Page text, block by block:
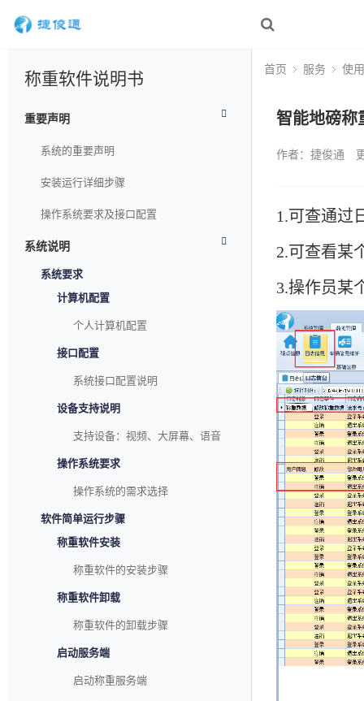
称重软件说明书
重要声明
系统的重要声明
安装运行详细步骤
操作系统要求及接口配置
系统说明
系统要求
计算机配置
个人计算机配置
接口配置
系统接口配置说明
设备支持说明
支持设备：视频、大屏幕、语音
操作系统要求
操作系统的需求选择
软件简单运行步骤
称重软件安装
称重软件的安装步骤
称重软件卸载
称重软件的卸载步骤
启动服务端
启动称重服务端
首页 服务 使
智能地磅称
作者：捷俊通
1.可查通过
2.可查看某
3.操作员某